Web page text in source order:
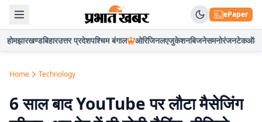
ePaper
होमझारखण्डबिहारउत्तर प्रदेशपश्चिम बंगाल ओरिजिनलएजुकेशनबिजनेसमनोरंजनटेकऑटो
Home Technology
6 साल बाद YouTube पर लौटा मैसेजिंग